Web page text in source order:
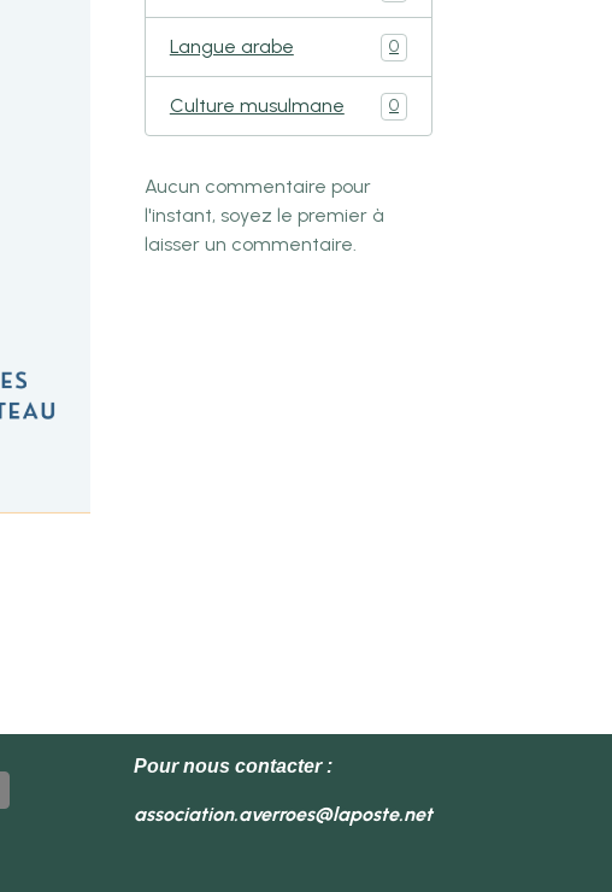
Langue arabe 0
Culture musulmane 0
Aucun commentaire pour
l'instant, soyez le premier à
laisser un commentaire.
Pour nous contacter :
association.averroes@laposte.net